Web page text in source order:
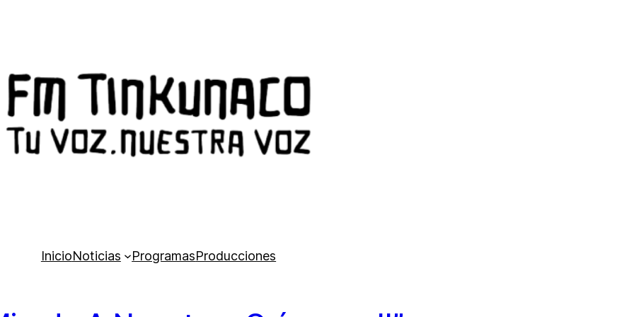
InicioNoticias ProgramasProducciones